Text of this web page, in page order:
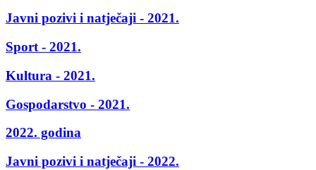
Javni pozivi i natječaji - 2021.
Sport - 2021.
Kultura - 2021.
Gospodarstvo - 2021.
2022. godina
Javni pozivi i natječaji - 2022.